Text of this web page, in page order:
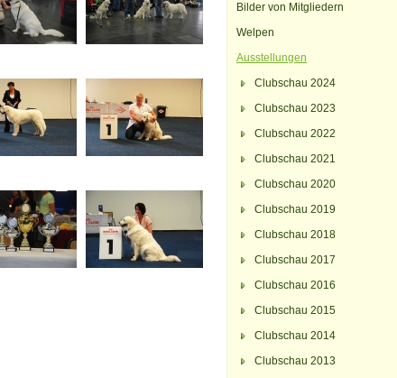
Bilder von Mitgliedern
Welpen
Ausstellungen
Clubschau 2024
Clubschau 2023
Clubschau 2022
Clubschau 2021
Clubschau 2020
Clubschau 2019
Clubschau 2018
Clubschau 2017
Clubschau 2016
Clubschau 2015
Clubschau 2014
Clubschau 2013